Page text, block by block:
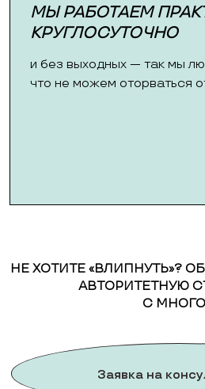
МЫ РАБОТАЕМ
КРУГЛОСУТОЧНО
и без выходных — так мы
что не можем оторваться
НЕ ХОТИТЕ «ВЛИПНУТЬ»?
АВТОРИТЕТНУЮ
С
Заявка на